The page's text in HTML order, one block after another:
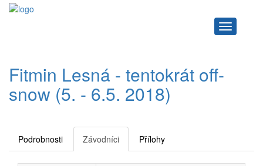
Navigace
Fitmin Lesná - tentokrát off-
snow (5. - 6.5. 2018)
Podrobnosti Závodníci Přílohy